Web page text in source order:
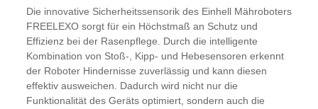
Die innovative Sicherheitssensorik des Einhell Mähroboters
FREELEXO sorgt für ein Höchstmaß an Schutz und
Effizienz bei der Rasenpflege. Durch die intelligente
Kombination von Stoß-, Kipp- und Hebesensoren erkennt
der Roboter Hindernisse zuverlässig und kann diesen
effektiv ausweichen. Dadurch wird nicht nur die
Funktionalität des Geräts optimiert, sondern auch die